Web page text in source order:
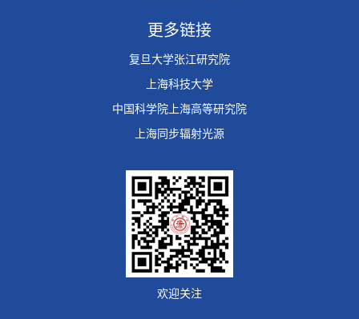
更多链接
复旦大学张江研究院
上海科技大学
中国科学院上海高等研究院
上海同步辐射光源
欢迎关注